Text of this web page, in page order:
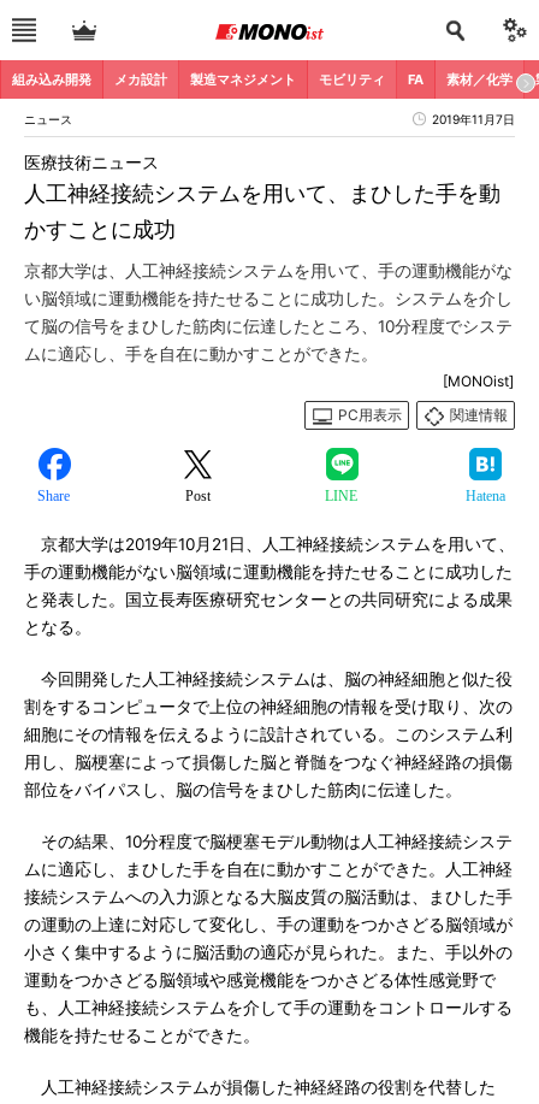
組み込み開発 メカ設計 製造マネジメント モビリティ FA 素材／化学
ニュース 2019年11月7日
人工神経接続システムを用いて、まひした手を動
かすことに成功
医療技術ニュース
京都大学は、人工神経接続システムを用いて、手の運動機能がな
い脳領域に運動機能を持たせることに成功した。システムを介し
て脳の信号をまひした筋肉に伝達したところ、10分程度でシステ
ムに適応し、手を自在に動かすことができた。
[MONOist]
PC用表示
関連情報
Share Post LINE Hatena
京都大学は2019年10月21日、人工神経接続システムを用いて、
手の運動機能がない脳領域に運動機能を持たせることに成功した
と発表した。国立長寿医療研究センターとの共同研究による成果
となる。
今回開発した人工神経接続システムは、脳の神経細胞と似た役
割をするコンピュータで上位の神経細胞の情報を受け取り、次の
細胞にその情報を伝えるように設計されている。このシステム利
用し、脳梗塞によって損傷した脳と脊髄をつなぐ神経経路の損傷
部位をバイパスし、脳の信号をまひした筋肉に伝達した。
その結果、10分程度で脳梗塞モデル動物は人工神経接続システ
ムに適応し、まひした手を自在に動かすことができた。人工神経
接続システムへの入力源となる大脳皮質の脳活動は、まひした手
の運動の上達に対応して変化し、手の運動をつかさどる脳領域が
小さく集中するように脳活動の適応が見られた。また、手以外の
運動をつかさどる脳領域や感覚機能をつかさどる体性感覚野で
も、人工神経接続システムを介して手の運動をコントロールする
機能を持たせることができた。
人工神経接続システムが損傷した神経経路の役割を代替した